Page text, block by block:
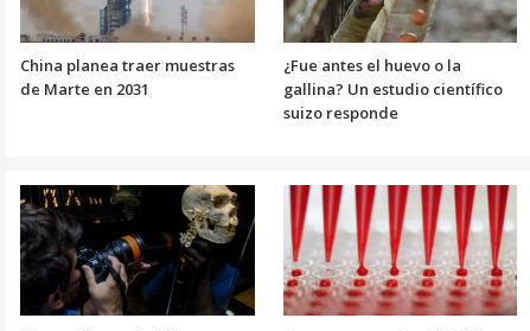
China planea traer muestras
de Marte en 2031
¿Fue antes el huevo o la
gallina? Un estudio científico
suizo responde